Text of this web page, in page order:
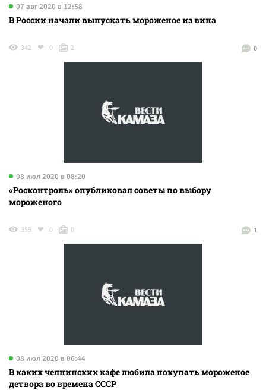
07 авг 2020 в 12:58
В России начали выпускать мороженое из вина
0
342 0 2
08 июл 2020 в 08:20
«Росконтроль» опубликовал советы по выбору
мороженого
1
359 0 0
08 июл 2020 в 06:44
В каких челнинских кафе любила покупать мороженое
детвора во времена СССР